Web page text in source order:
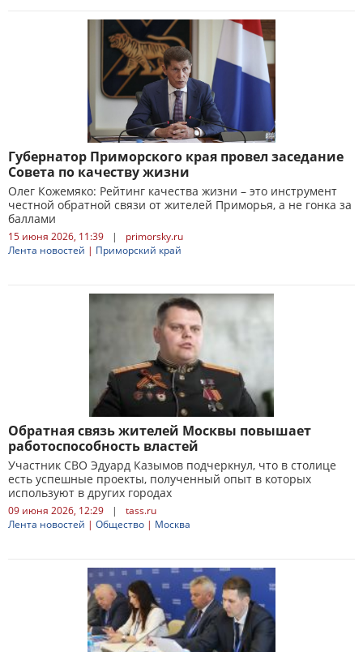
Губернатор Приморского края провел заседание
Совета по качеству жизни
Олег Кожемяко: Рейтинг качества жизни – это инструмент
честной обратной связи от жителей Приморья, а не гонка за
баллами
15 июня 2026, 11:39 |
primorsky.ru
Лента новостей | Приморский край
Обратная связь жителей Москвы повышает
работоспособность властей
Участник СВО Эдуард Казымов подчеркнул, что в столице
есть успешные проекты, полученный опыт в которых
используют в других городах
09 июня 2026, 12:29 |
tass.ru
Лента новостей | Общество | Москва